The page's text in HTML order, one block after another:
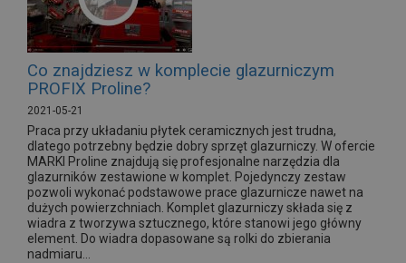
Co znajdziesz w komplecie glazurniczym
PROFIX Proline?
2021-05-21
Praca przy układaniu płytek ceramicznych jest trudna,
dlatego potrzebny będzie dobry sprzęt glazurniczy. W ofercie
MARKI Proline znajdują się profesjonalne narzędzia dla
glazurników zestawione w komplet. Pojedynczy zestaw
pozwoli wykonać podstawowe prace glazurnicze nawet na
dużych powierzchniach. Komplet glazurniczy składa się z
wiadra z tworzywa sztucznego, które stanowi jego główny
element. Do wiadra dopasowane są rolki do zbierania
nadmiaru...